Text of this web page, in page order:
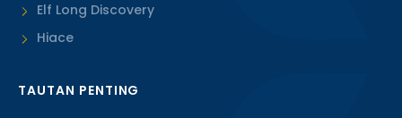
Elf Long Discovery
Hiace
TAUTAN PENTING